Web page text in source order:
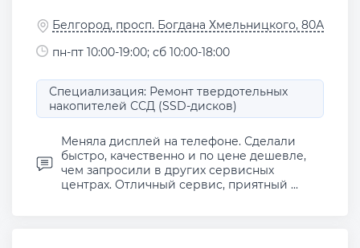
Белгород, просп. Богдана Хмельницкого, 80А
пн-пт 10:00-19:00; сб 10:00-18:00
Специализация: Ремонт твердотельных
накопителей ССД (SSD-дисков)
Меняла дисплей на телефоне. Сделали
быстро, качественно и по цене дешевле,
чем запросили в других сервисных
центрах. Отличный сервис, приятный ...